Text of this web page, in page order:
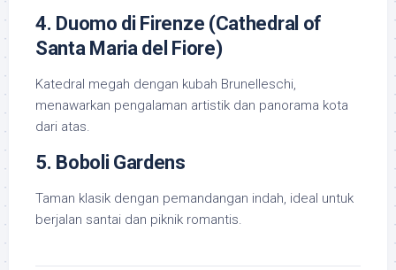
4. Duomo di Firenze (Cathedral of
Santa Maria del Fiore)
Katedral megah dengan kubah Brunelleschi,
menawarkan pengalaman artistik dan panorama kota
dari atas.
5. Boboli Gardens
Taman klasik dengan pemandangan indah, ideal untuk
berjalan santai dan piknik romantis.